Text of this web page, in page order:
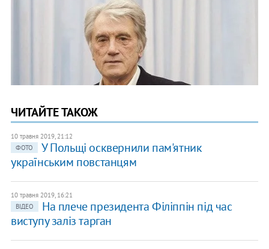
ЧИТАЙТЕ ТАКОЖ
10 травня 2019, 21:12
ФОТО
У Польщі осквернили пам'ятник
українським повстанцям
10 травня 2019, 16:21
ВІДЕО
На плече президента Філіппін під час
виступу заліз тарган